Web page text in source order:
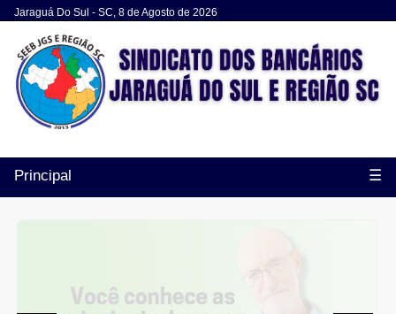
Jaraguá Do Sul - SC, 8 de Agosto de 2026
Principal ☰